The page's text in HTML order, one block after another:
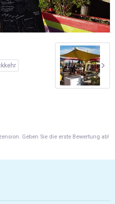
Geben Sie die erste Bewertung ab!